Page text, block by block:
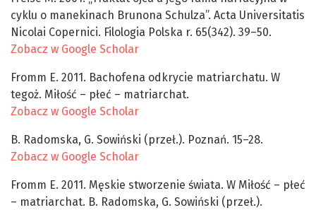
cyklu o manekinach Brunona Schulza”. Acta Universitatis
Nicolai Copernici. Filologia Polska r. 65(342). 39–50.
Zobacz w Google Scholar
Fromm E. 2011. Bachofena odkrycie matriarchatu. W
tegoż. Miłość – płeć – matriarchat.
Zobacz w Google Scholar
B. Radomska, G. Sowiński (przeł.). Poznań. 15–28.
Zobacz w Google Scholar
Fromm E. 2011. Męskie stworzenie świata. W Miłość – płeć
– matriarchat. B. Radomska, G. Sowiński (przeł.).